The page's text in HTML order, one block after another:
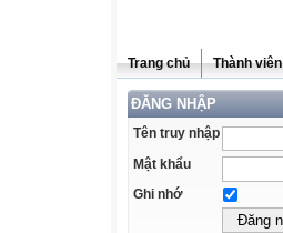
Trang chủ Thành viên
ĐĂNG NHẬP
Tên truy nhập
Mật khẩu
Ghi nhớ